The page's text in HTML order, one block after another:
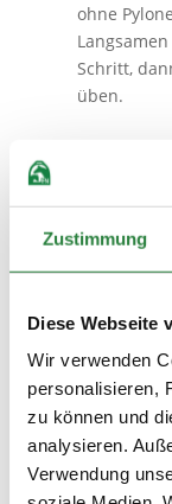
Zustimmung
Diese Webseite
Wir verwenden
personalisieren,
zu können und
analysieren.
Verwendung
ohne
Schritt,
üben.
die
über einige
auf die
Wendung
gegeben